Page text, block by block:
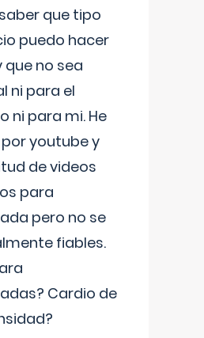
que tipo
puedo hacer
que no sea
ni para el
ni para mi. He
youtube y
de videos
para
pero no se
fiables.
Cardio de